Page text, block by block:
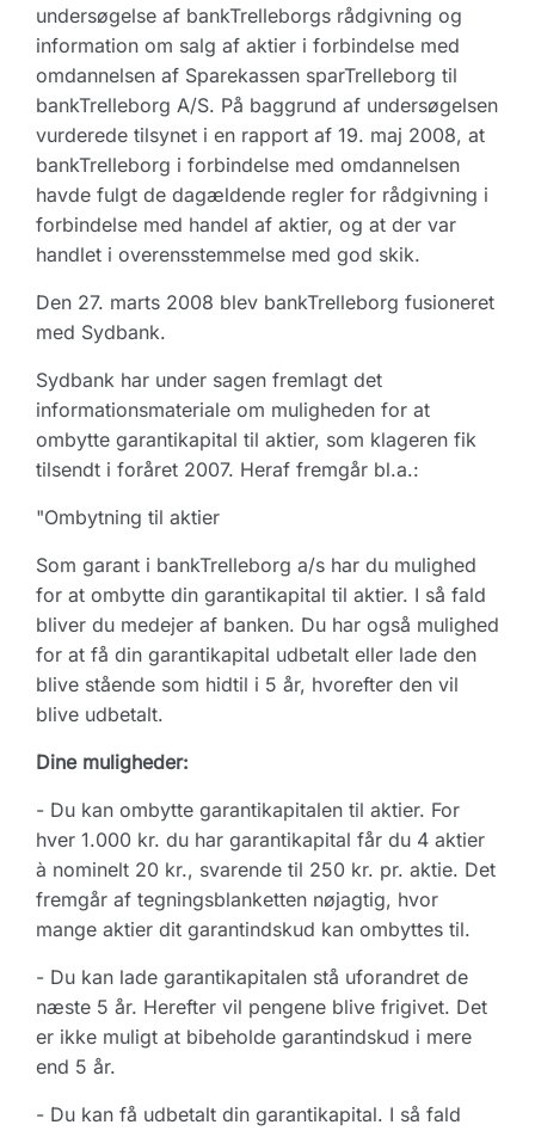
undersøgelse af bankTrelleborgs rådgivning og
information om salg af aktier i forbindelse med
omdannelsen af Sparekassen sparTrelleborg til
bankTrelleborg A/S. På baggrund af undersøgelsen
vurderede tilsynet i en rapport af 19. maj 2008, at
bankTrelleborg i forbindelse med omdannelsen
havde fulgt de dagældende regler for rådgivning i
forbindelse med handel af aktier, og at der var
handlet i overensstemmelse med god skik.
Den 27. marts 2008 blev bankTrelleborg fusioneret
med Sydbank.
Sydbank har under sagen fremlagt det
informationsmateriale om muligheden for at
ombytte garantikapital til aktier, som klageren fik
tilsendt i foråret 2007. Heraf fremgår bl.a.:
"Ombytning til aktier
Som garant i bankTrelleborg a/s har du mulighed
for at ombytte din garantikapital til aktier. I så fald
bliver du medejer af banken. Du har også mulighed
for at få din garantikapital udbetalt eller lade den
blive stående som hidtil i 5 år, hvorefter den vil
blive udbetalt.
Dine muligheder:
- Du kan ombytte garantikapitalen til aktier. For
hver 1.000 kr. du har garantikapital får du 4 aktier
à nominelt 20 kr., svarende til 250 kr. pr. aktie. Det
fremgår af tegningsblanketten nøjagtig, hvor
mange aktier dit garantindskud kan ombyttes til.
- Du kan lade garantikapitalen stå uforandret de
næste 5 år. Herefter vil pengene blive frigivet. Det
er ikke muligt at bibeholde garantindskud i mere
end 5 år.
- Du kan få udbetalt din garantikapital. I så fald